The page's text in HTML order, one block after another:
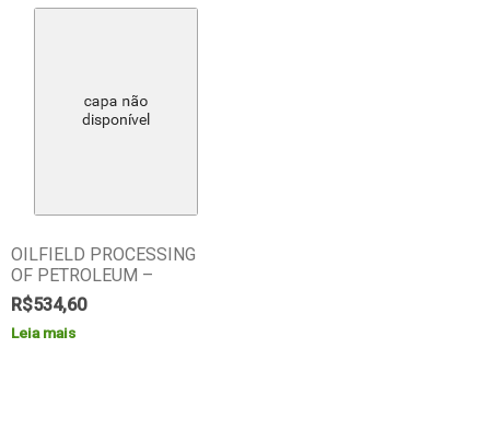
OILFIELD PROCESSING
OF PETROLEUM –
R$534,60
Leia mais